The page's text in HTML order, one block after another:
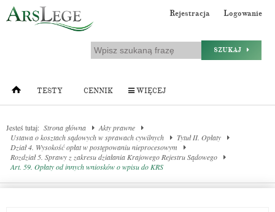
Rejestracja Logowanie
SZUKAJ
TESTY CENNIK WIĘCEJ
Jesteś tutaj: Strona główna
Akty prawne
Ustawa o kosztach sądowych w sprawach cywilnych
Tytuł II. Opłaty
Dział 4. Wysokość opłat w postępowaniu nieprocesowym
Rozdział 5. Sprawy z zakresu działania Krajowego Rejestru Sądowego
Art. 59. Opłaty od innych wniosków o wpisu do KRS